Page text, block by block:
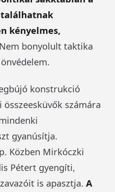
kényelmes,
Nem bonyolult taktika
konstrukció
összeesküvők számára
gyanúsítja.
Közben Mirkóczki
Pétert gyengíti,
is apasztja. A